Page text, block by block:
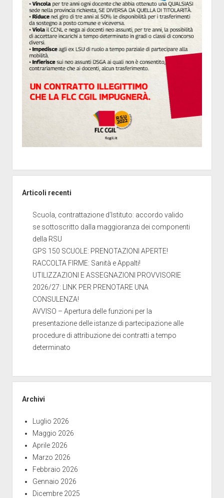
Articoli recenti
Scuola, contrattazione d’Istituto: accordo valido
se sottoscritto dalla maggioranza dei componenti
della RSU
GPS 150 SCUOLE: PRENOTAZIONI APERTE!
RACCOLTA FIRME: Sanità e Appalti!
UTILIZZAZIONI E ASSEGNAZIONI PROVVISORIE
2026/27: LINK PER PRENOTARE UNA
CONSULENZA!
AVVISO – Apertura delle funzioni per la
presentazione delle istanze di partecipazione alle
procedure di attribuzione dei contratti a tempo
determinato
Archivi
Luglio 2026
Maggio 2026
Aprile 2026
Marzo 2026
Febbraio 2026
Gennaio 2026
Dicembre 2025